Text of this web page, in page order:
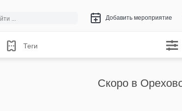
Добавить мероприятие
Теги
Скоро в